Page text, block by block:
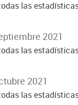
las
2021
las
2021
las